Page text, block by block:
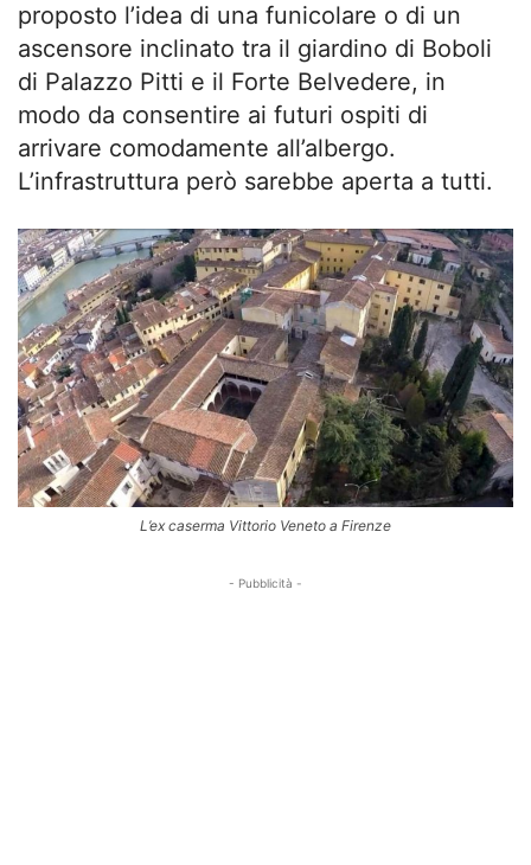
proposto l’idea di una funicolare o di un
ascensore inclinato tra il giardino di Boboli
di Palazzo Pitti e il Forte Belvedere, in
modo da consentire ai futuri ospiti di
arrivare comodamente all’albergo.
L’infrastruttura però sarebbe aperta a tutti.
L’ex caserma Vittorio Veneto a Firenze
- Pubblicità -